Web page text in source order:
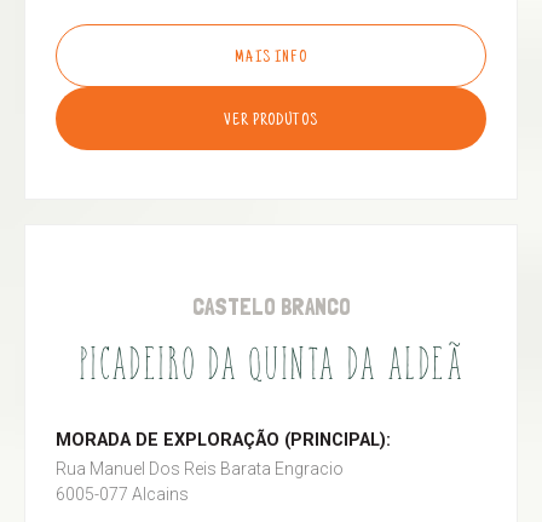
MAIS INFO
VER PRODUTOS
CASTELO BRANCO
PICADEIRO DA QUINTA DA ALDEÃ
MORADA DE EXPLORAÇÃO (PRINCIPAL):
Rua Manuel Dos Reis Barata Engracio
6005-077 Alcains